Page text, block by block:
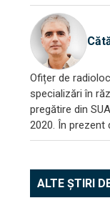
Ofițer de
specializări în
pregătire din
2020. În
ALTE ȘTIRI